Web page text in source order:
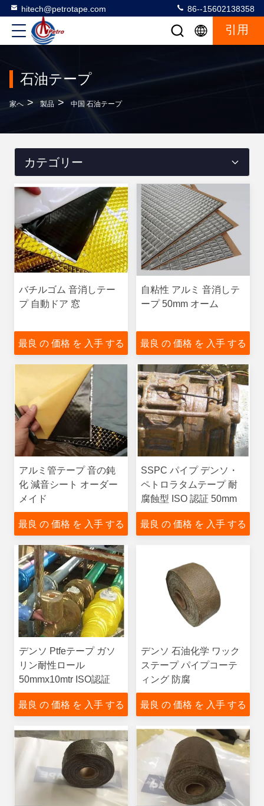
hitech@petrotape.com 86--15602138358
引用
石油テープ
家へ > 製品 > 中国 石油テープ
カテゴリー
バチルゴム 音消しテー
プ 自動ドア 窓
最良 の 価格 を 入手 する
自粘性 アルミ 音消しテ
ープ 50mm オーム
最良 の 価格 を 入手 する
アルミ管テープ 音の鈍
化 減音シート オーダー
メイド
最良 の 価格 を 入手 する
SSPC パイプ デンソ・
ペトロラタムテープ 耐
腐蝕型 ISO 認証 50mm
最良 の 価格 を 入手 する
デンソ Ptfeテープ ガソ
リン耐性ロール
50mmx10mtr ISO認証
最良 の 価格 を 入手 する
デンソ 石油化学 ワック
ステープ パイプコーテ
ィング 防腐
最良 の 価格 を 入手 する